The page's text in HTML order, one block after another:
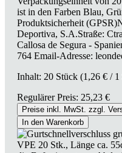
ist in den Farben Blau,
Produktsicherheit
Deportiva, S.A.Straße:
Callosa de Segura -
764 Email-Adresse:
Inhalt: 20 Stück (1,26 € / 1
Regulärer Preis: 25,23 €
Preise inkl. MwSt. zzgl.
In den Warenkorb